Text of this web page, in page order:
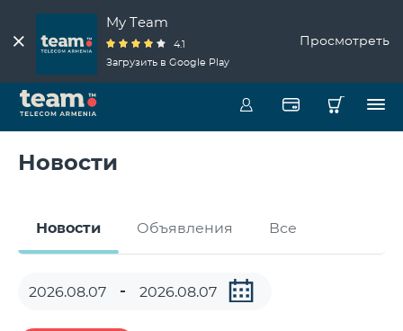
My Team
4.1
Загрузить в Google Play
Просмотреть
Новости
Новости Объявления Все